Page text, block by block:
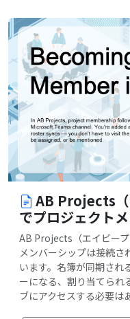
AB Projects（
でプロジェクト
AB Projects（エイビー
メンバーシップは接続
います。名簿が同期さ
ーになる、割り当てられ
ブにアクセスする必要は